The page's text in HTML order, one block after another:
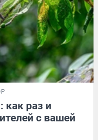
как раз и
с вашей